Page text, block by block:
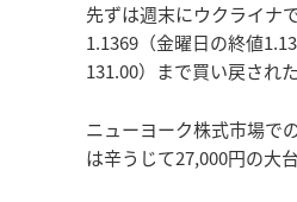
先ずは週末にウクライナ
1.1369（金曜日の終値
131.00）まで買い戻され
ニューヨーク株式市場で
は辛うじて27,000円の大